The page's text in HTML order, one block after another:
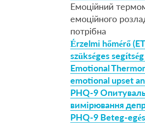
Емоційний
емоційного
потрібна
Érzelmi hőmérő
szükséges
Emotional
emotional upset
PHQ-9
вимірювання
PHQ-9 Beteg-